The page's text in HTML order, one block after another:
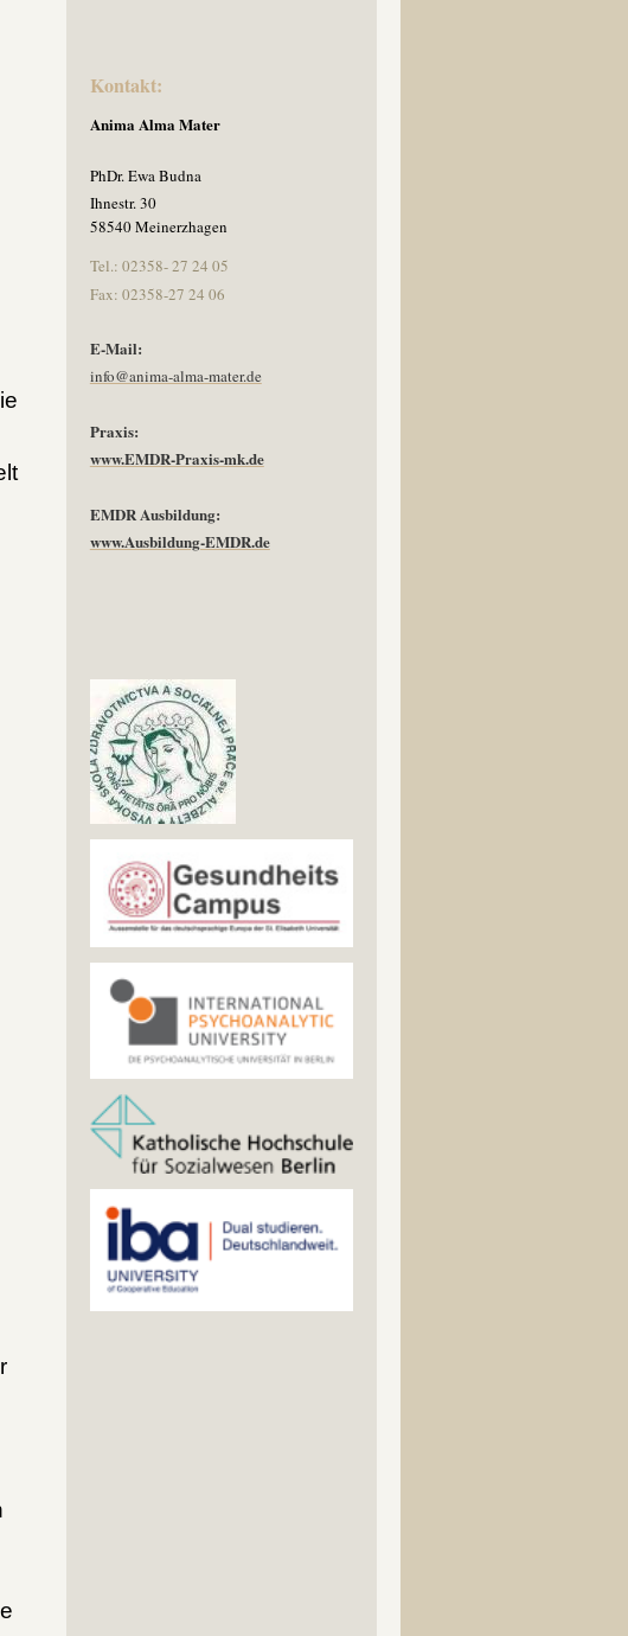
Kontakt:
Anima Alma Mater
PhDr. Ewa Budna
Ihnestr. 30
58540 Meinerzhagen
Tel.: 02358- 27 24 05
Fax: 02358-27 24 06
E-Mail:
info@anima-alma-mater.de
Praxis:
www.EMDR-Praxis-mk.de
EMDR Ausbildung:
www.Ausbildung-EMDR.de